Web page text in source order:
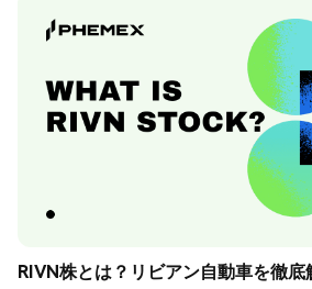
RIVN株とは？リビアン自動車を徹